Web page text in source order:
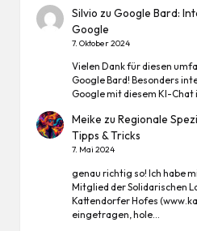
Silvio zuGoogle Bard:
Google
7. Oktober 2024
Vielen Dank für diesen
Google Bard! Besonders
Google mit diesem KI-Chat
Meike zuRegionale
Tipps & Tricks
7. Mai 2024
genau richtig so! Ich habe
Mitglied der Solidarischen
Kattendorfer Hofes
eingetragen, hole…